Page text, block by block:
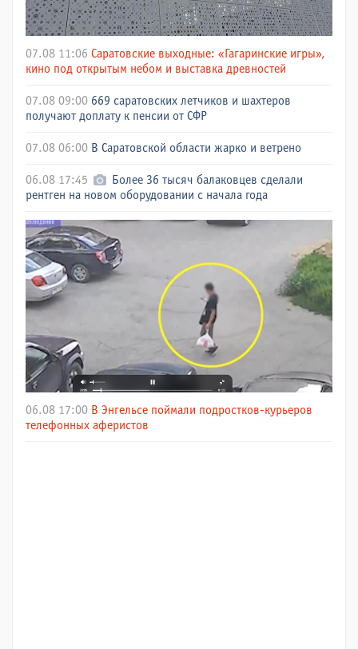
07.08 11:06 Саратовские выходные: «Гагаринские игры»,
кино под открытым небом и выставка древностей
07.08 09:00 669 саратовских летчиков и шахтеров
получают доплату к пенсии от СФР
07.08 06:00 В Саратовской области жарко и ветрено
06.08 17:45
Более 36 тысяч балаковцев сделали
рентген на новом оборудовании с начала года
06.08 17:00 В Энгельсе поймали подростков-курьеров
телефонных аферистов